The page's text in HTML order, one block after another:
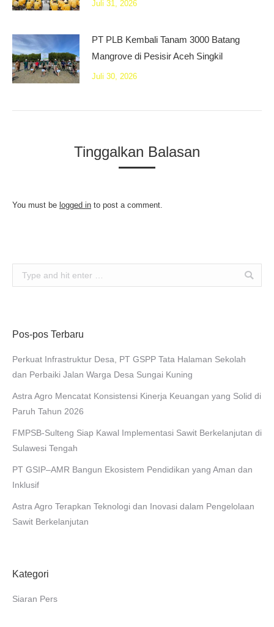
Juli 31, 2026
PT PLB Kembali Tanam 3000 Batang
Mangrove di Pesisir Aceh Singkil
Juli 30, 2026
Tinggalkan Balasan
You must be logged in to post a comment.
Search:
Pos-pos Terbaru
Perkuat Infrastruktur Desa, PT GSPP Tata Halaman Sekolah
dan Perbaiki Jalan Warga Desa Sungai Kuning
Astra Agro Mencatat Konsistensi Kinerja Keuangan yang Solid di
Paruh Tahun 2026
FMPSB-Sulteng Siap Kawal Implementasi Sawit Berkelanjutan di
Sulawesi Tengah
PT GSIP–AMR Bangun Ekosistem Pendidikan yang Aman dan
Inklusif
Astra Agro Terapkan Teknologi dan Inovasi dalam Pengelolaan
Sawit Berkelanjutan
Kategori
Siaran Pers